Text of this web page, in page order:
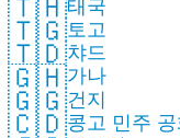
태국
🇹🇬토고
🇹🇩챠드
🇬🇭가나
🇬🇬건지
🇨🇩콩고 민주